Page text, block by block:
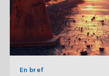
En bref